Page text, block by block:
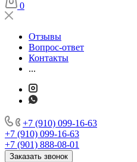
0
Отзывы
Вопрос-ответ
Контакты
...
+7 (910) 099-16-63
+7 (910) 099-16-63
+7 (901) 888-08-01
Заказать звонок